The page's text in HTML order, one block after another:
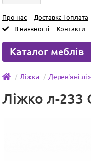
Про нас Доставка і оплата
В наявності
Контакти
Каталог меблів
Ліжка Дерев'яні
Ліжко л-233